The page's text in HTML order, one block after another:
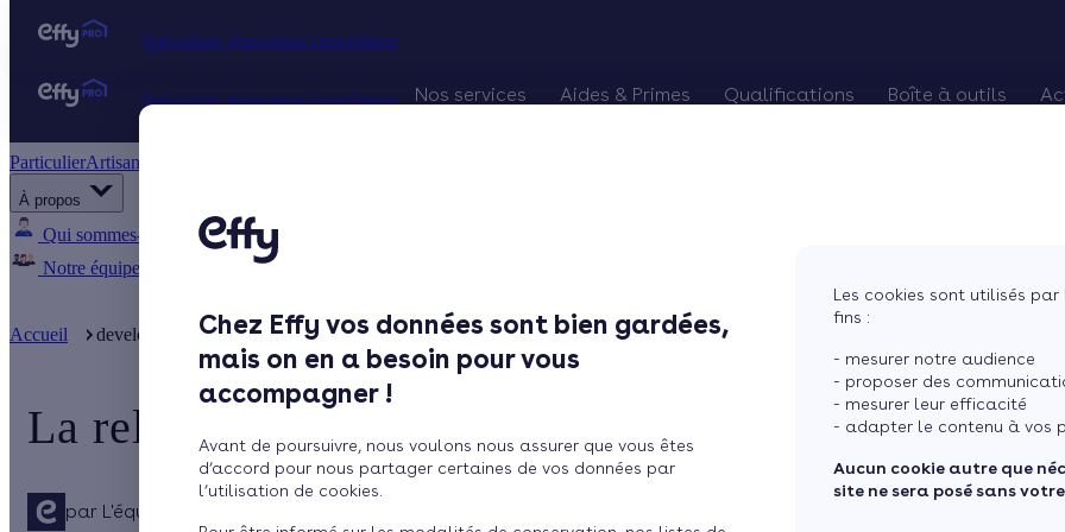
Chez Effy vos données sont bien gardées,
mais on en a besoin pour vous
accompagner !
Avant de poursuivre, nous voulons nous assurer que vous êtes
d’accord pour nous partager certaines de vos données par
l’utilisation de cookies.
Les cookies sont utilisés
fins :
- mesurer notre audience
- proposer des
- mesurer leur efficacité
- adapter le contenu à vos
Aucun cookie autre que
site ne sera posé sans
ParticulierArtisan / installateur
À propos
Qui sommes-nous ? Pourquoi Effy ?
Notre équipe
Rejoignez-nous
Spécialiste rénovation énergétique Nos services Aides & Primes Qualifications Boîte à outils
Courtier en
Spécialiste rénovation énergétique
Accueil developpement activite La relance des Prospects
La relance des Prospects
par L'équipe de rédaction